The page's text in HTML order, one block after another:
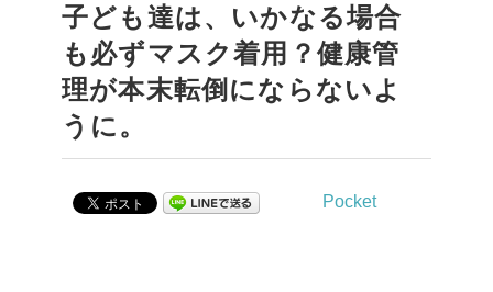
子ども達は、いかなる場合
も必ずマスク着用？健康管
理が本末転倒にならないよ
うに。
Pocket